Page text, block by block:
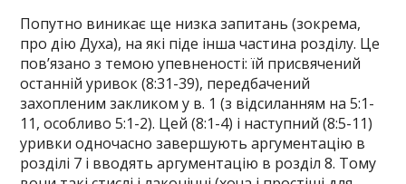
Попутно виникає ще низка запитань (зокрема,
про дію Духа), на які піде інша частина розділу. Це
пов’язано з темою упевненості: їй присвячений
останній уривок (8:31-39), передбачений
захопленим закликом у в. 1 (з відсиланням на 5:1-
11, особливо 5:1-2). Цей (8:1-4) і наступний (8:5-11)
уривки одночасно завершують аргументацію в
розділі 7 і вводять аргументацію в розділ 8. Тому